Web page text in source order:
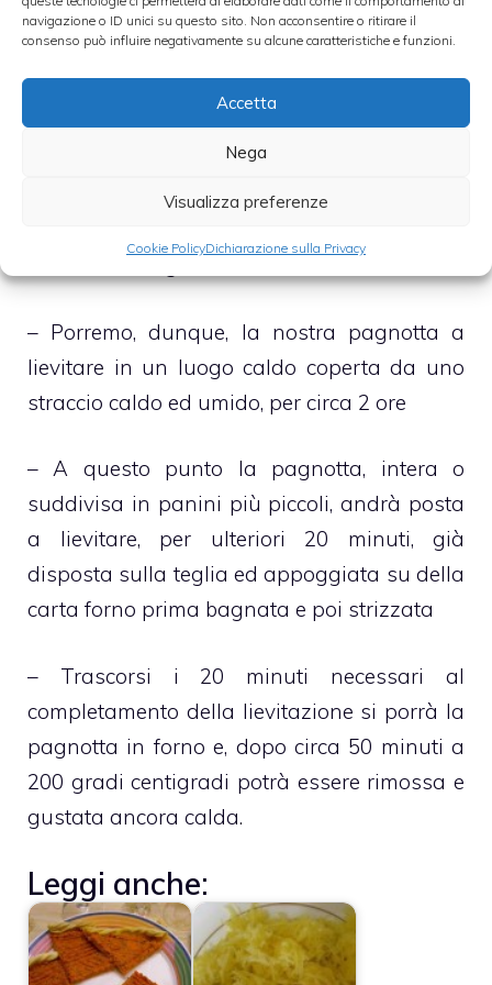
navigazione o ID unici su questo sito. Non acconsentire o ritirare il
consenso può influire negativamente su alcune caratteristiche e funzioni.
Accetta
Nega
Visualizza preferenze
Cookie PolicyDichiarazione sulla Privacy
– Si procederà, dunque, versando la farina
classica fontana, vi si verserà al centro la
zucca e i comincerà a mescolare.
– A poco a poco aggiungeremo il latte, a
Da ultimo integreremo il tutto con il lievito
– Porremo, dunque, la nostra pagnotta a
lievitare in un luogo caldo coperta da uno
straccio caldo ed umido, per circa 2 ore
– A questo punto la pagnotta, intera o
suddivisa in panini più piccoli, andrà posta
a lievitare, per ulteriori 20 minuti, già
disposta sulla teglia ed appoggiata su della
carta forno prima bagnata e poi strizzata
– Trascorsi i 20 minuti necessari al
completamento della lievitazione si porrà la
pagnotta in forno e, dopo circa 50 minuti a
200 gradi centigradi potrà essere rimossa e
gustata ancora calda.
Leggi anche: